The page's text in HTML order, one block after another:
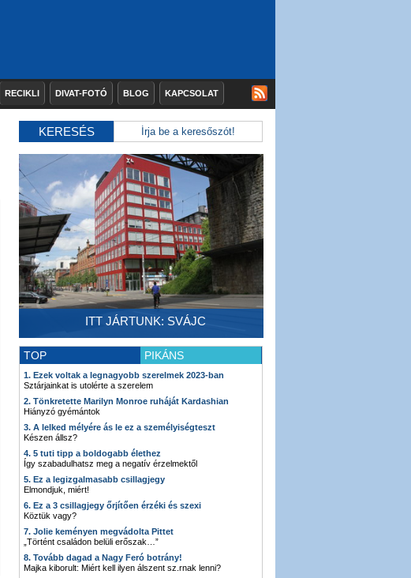
RECIKLI DIVAT-FOTÓ BLOG KAPCSOLAT
KERESÉS
ITT JÁRTUNK: SVÁJC
TOP PIKÁNS
1. Ezek voltak a legnagyobb szerelmek 2023-ban
Sztárjainkat is utolérte a szerelem
2. Tönkretette Marilyn Monroe ruháját Kardashian
Hiányzó gyémántok
3. A lelked mélyére ás le ez a személyiségteszt
Készen állsz?
4. 5 tuti tipp a boldogabb élethez
Így szabadulhatsz meg a negatív érzelmektől
5. Ez a legizgalmasabb csillagjegy
Elmondjuk, miért!
6. Ez a 3 csillagjegy őrjítően érzéki és szexi
Köztük vagy?
7. Jolie keményen megvádolta Pittet
„Történt családon belüli erőszak…”
8. Tovább dagad a Nagy Feró botrány!
Majka kiborult: Miért kell ilyen álszent sz.rnak lenni?